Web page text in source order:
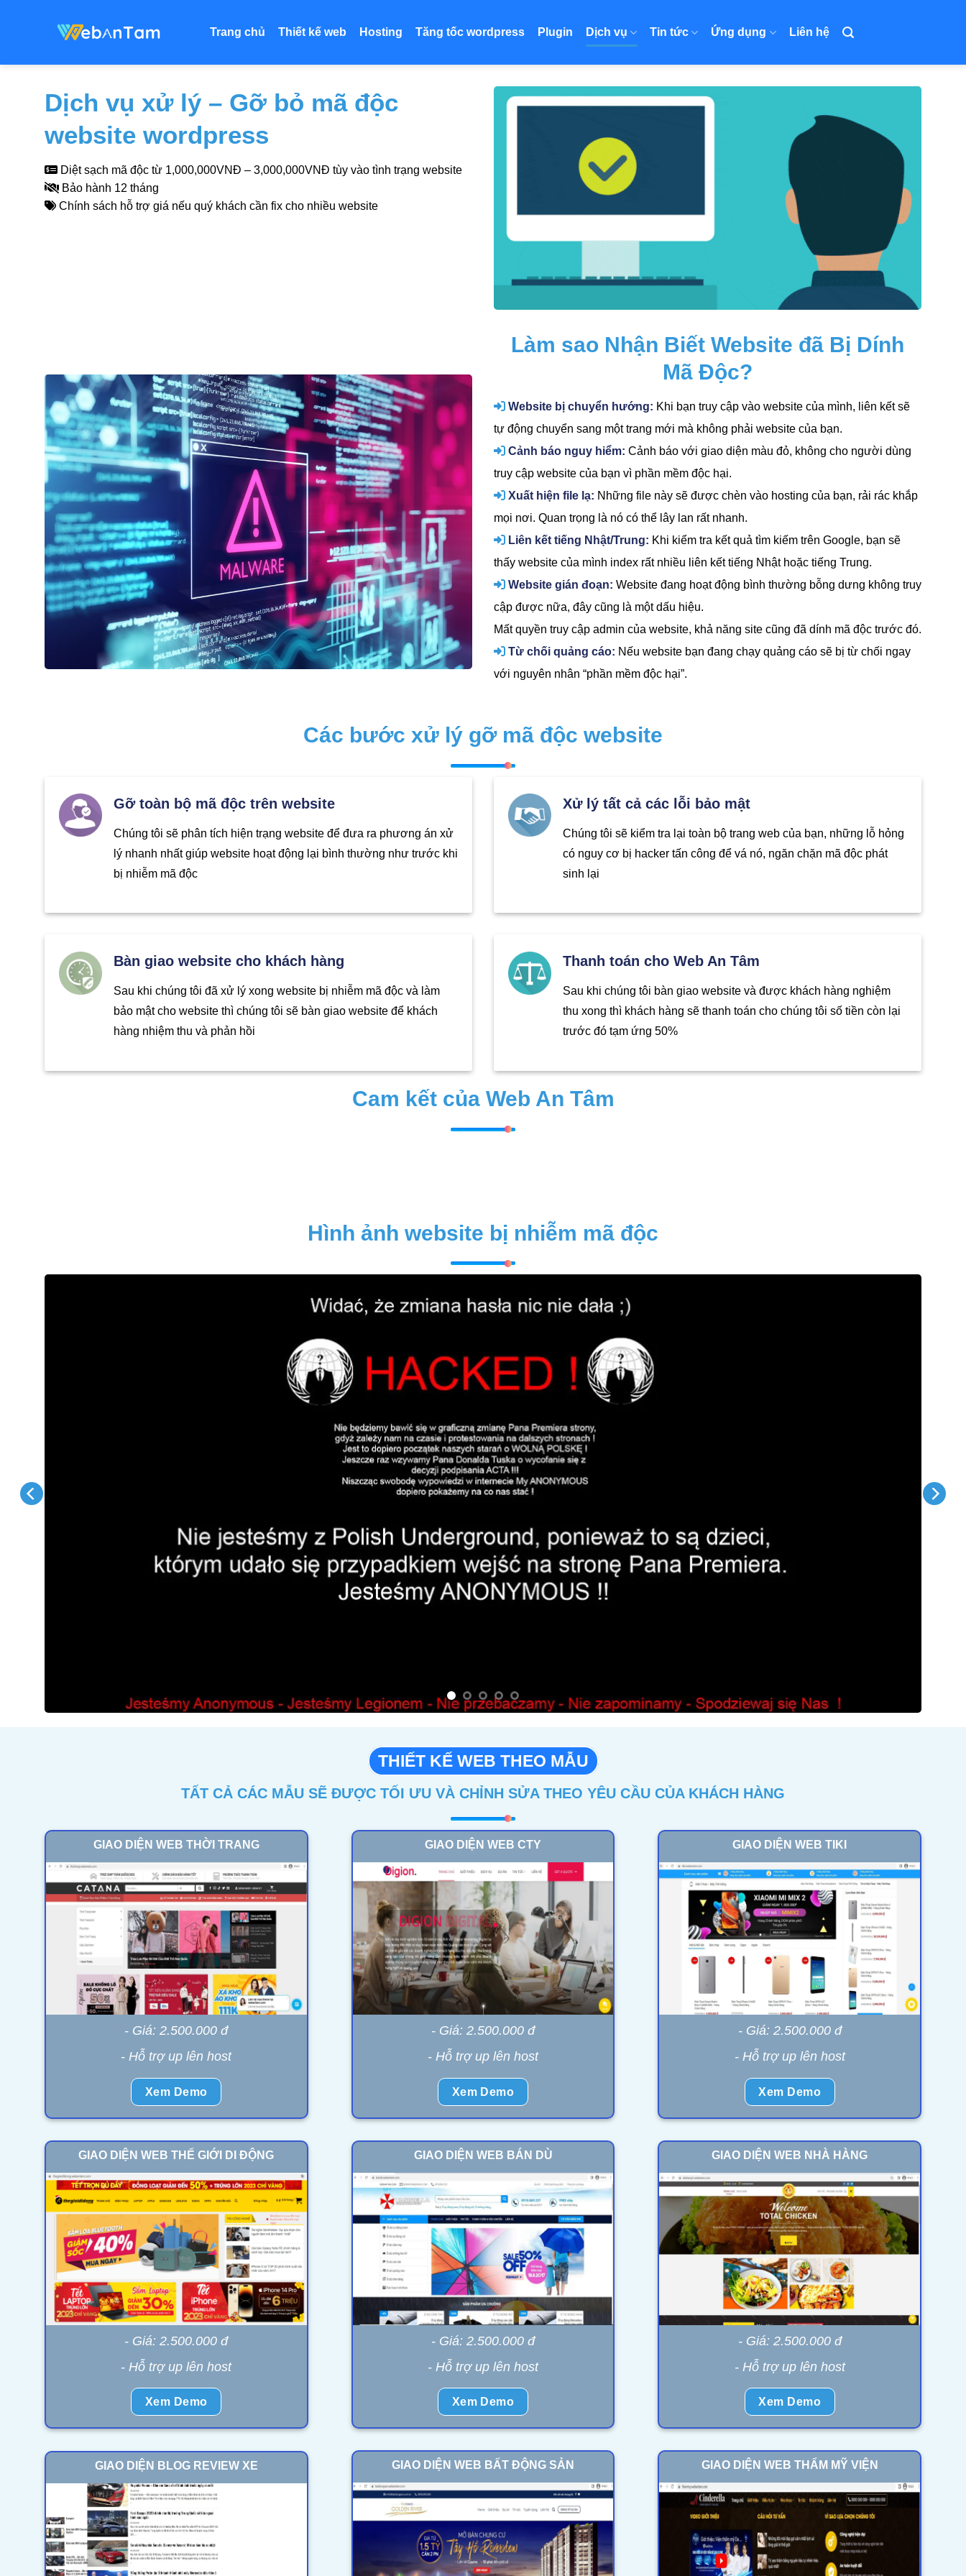
dung
Trang chủ Thiết kế web Hosting Tăng tốc wordpress Plugin Dịch vụ Tin tức Ứng dụng Liên hệ
Dịch vụ xử lý – Gỡ bỏ mã độc
website wordpress
Diệt sạch mã độc từ 1,000,000VNĐ – 3,000,000VNĐ tùy vào tình trạng website
Bảo hành 12 tháng
Chính sách hỗ trợ giá nếu quý khách cần fix cho nhiều website
Làm sao Nhận Biết Website đã Bị Dính
Mã Độc?
Website bị chuyển hướng: Khi bạn truy cập vào website của mình, liên kết sẽ
tự động chuyển sang một trang mới mà không phải website của bạn.
Cảnh báo nguy hiểm: Cảnh báo với giao diện màu đỏ, không cho người dùng
truy cập website của bạn vì phần mềm độc hại.
Xuất hiện file lạ: Những file này sẽ được chèn vào hosting của bạn, rải rác khắp
mọi nơi. Quan trọng là nó có thể lây lan rất nhanh.
Liên kết tiếng Nhật/Trung: Khi kiểm tra kết quả tìm kiếm trên Google, bạn sẽ
thấy website của mình index rất nhiều liên kết tiếng Nhật hoặc tiếng Trung.
Website gián đoạn: Website đang hoạt động bình thường bỗng dưng không truy
cập được nữa, đây cũng là một dấu hiệu.
Mất quyền truy cập admin của website, khả năng site cũng đã dính mã độc trước đó.
Từ chối quảng cáo: Nếu website bạn đang chạy quảng cáo sẽ bị từ chối ngay
với nguyên nhân “phần mềm độc hại”.
Các bước xử lý gỡ mã độc website
Gỡ toàn bộ mã độc trên website
Chúng tôi sẽ phân tích hiện trạng website để đưa ra phương án xử
lý nhanh nhất giúp website hoạt động lại bình thường như trước khi
bị nhiễm mã độc
Xử lý tất cả các lỗi bảo mật
Chúng tôi sẽ kiểm tra lại toàn bộ trang web của bạn, những lỗ hỏng
có nguy cơ bị hacker tấn công để vá nó, ngăn chặn mã độc phát
sinh lại
Bàn giao website cho khách hàng
Sau khi chúng tôi đã xử lý xong website bị nhiễm mã độc và làm
bảo mật cho website thì chúng tôi sẽ bàn giao website để khách
hàng nhiệm thu và phản hồi
Thanh toán cho Web An Tâm
Sau khi chúng tôi bàn giao website và được khách hàng nghiệm
thu xong thì khách hàng sẽ thanh toán cho chúng tôi số tiền còn lại
trước đó tạm ứng 50%
Cam kết của Web An Tâm
Hình ảnh website bị nhiễm mã độc
THIẾT KẾ WEB THEO MẪU
TẤT CẢ CÁC MẪU SẼ ĐƯỢC TỐI ƯU VÀ CHỈNH SỬA THEO YÊU CẦU CỦA KHÁCH HÀNG
GIAO DIỆN WEB THỜI TRANG
- Giá: 2.500.000 đ
- Hỗ trợ up lên host
Xem Demo
GIAO DIỆN WEB CTY
- Giá: 2.500.000 đ
- Hỗ trợ up lên host
Xem Demo
GIAO DIỆN WEB TIKI
- Giá: 2.500.000 đ
- Hỗ trợ up lên host
Xem Demo
GIAO DIỆN WEB THẾ GIỚI DI ĐỘNG
- Giá: 2.500.000 đ
- Hỗ trợ up lên host
Xem Demo
GIAO DIỆN WEB BÁN DÙ
- Giá: 2.500.000 đ
- Hỗ trợ up lên host
Xem Demo
GIAO DIỆN WEB NHÀ HÀNG
- Giá: 2.500.000 đ
- Hỗ trợ up lên host
Xem Demo
GIAO DIỆN BLOG REVIEW XE GIAO DIỆN WEB BẤT ĐỘNG SẢN GIAO DIỆN WEB THẨM MỸ VIỆN